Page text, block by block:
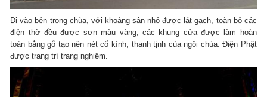
Đi vào bên trong chùa, với khoảng sân nhỏ được lát gạch, toàn bộ các
điện thờ đều được sơn màu vàng, các khung cửa được làm hoàn
toàn bằng gỗ tạo nên nét cổ kính, thanh tịnh của ngôi chùa. Điện Phật
được trang trí trang nghiêm.